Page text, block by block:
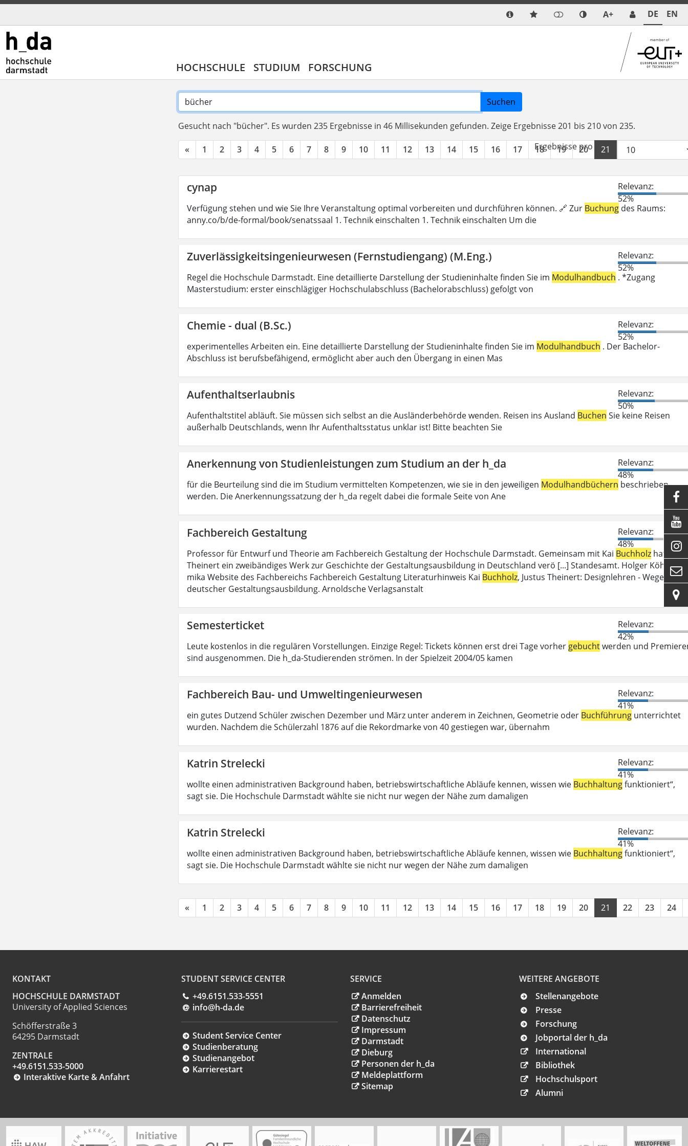
A+ DE EN
HOCHSCHULE STUDIUM FORSCHUNG
Suchen
Gesucht nach "bücher". Es wurden 235 Ergebnisse in 46 Millisekunden gefunden. Zeige Ergebnisse 201 bis 210 von 235.
« 1 2 3 4 5 6 7 8 9 10 11 12 13 14 15 16 17 18 19 20 21 22
Ergebnisse pro Seite:
cynap
Relevanz:
52%
Verfügung stehen und wie Sie Ihre Veranstaltung optimal vorbereiten und durchführen können. 🔗 Zur Buchung des Raums:
anny.co/b/de-formal/book/senatssaal 1. Technik einschalten 1. Technik einschalten Um die
Zuverlässigkeitsingenieurwesen (Fernstudiengang) (M.Eng.)
Relevanz:
52%
Regel die Hochschule Darmstadt. Eine detaillierte Darstellung der Studieninhalte finden Sie im Modulhandbuch . *Zugang
Masterstudium: erster einschlägiger Hochschulabschluss (Bachelorabschluss) gefolgt von
Chemie - dual (B.Sc.)
Relevanz:
52%
experimentelles Arbeiten ein. Eine detaillierte Darstellung der Studieninhalte finden Sie im Modulhandbuch . Der Bachelor-
Abschluss ist berufsbefähigend, ermöglicht aber auch den Übergang in einen Mas
Aufenthaltserlaubnis
Relevanz:
50%
Aufenthaltstitel abläuft. Sie müssen sich selbst an die Ausländerbehörde wenden. Reisen ins Ausland Buchen Sie keine Reisen
außerhalb Deutschlands, wenn Ihr Aufenthaltsstatus unklar ist! Bitte beachten Sie
Anerkennung von Studienleistungen zum Studium an der h_da
Relevanz:
48%
für die Beurteilung sind die im Studium vermittelten Kompetenzen, wie sie in den jeweiligen Modulhandbüchern beschrieben
werden. Die Anerkennungssatzung der h_da regelt dabei die formale Seite von Ane
Fachbereich Gestaltung
Relevanz:
48%
Professor für Entwurf und Theorie am Fachbereich Gestaltung der Hochschule Darmstadt. Gemeinsam mit Kai Buchholz hat
Theinert ein zweibändiges Werk zur Geschichte der Gestaltungsausbildung in Deutschland verö [...] Standesamt. Holger Köhn,
mika Website des Fachbereichs Fachbereich Gestaltung Literaturhinweis Kai Buchholz, Justus Theinert: Designlehren - Wege
deutscher Gestaltungsausbildung. Arnoldsche Verlagsanstalt
Semesterticket
Relevanz:
42%
Leute kostenlos in die regulären Vorstellungen. Einzige Regel: Tickets können erst drei Tage vorher gebuchtwerden und
sind ausgenommen. Die h_da-Studierenden strömen. In der Spielzeit 2004/05 kamen
Fachbereich Bau- und Umweltingenieurwesen
Relevanz:
41%
ein gutes Dutzend Schüler zwischen Dezember und März unter anderem in Zeichnen, Geometrie oder Buchführung unterrichtet
wurden. Nachdem die Schülerzahl 1876 auf die Rekordmarke von 40 gestiegen war, übernahm
Katrin Strelecki
Relevanz:
41%
wollte einen administrativen Background haben, betriebswirtschaftliche Abläufe kennen, wissen wie Buchhaltungfunktioniert“,
sagt sie. Die Hochschule Darmstadt wählte sie nicht nur wegen der Nähe zum damaligen
Katrin Strelecki
Relevanz:
41%
wollte einen administrativen Background haben, betriebswirtschaftliche Abläufe kennen, wissen wie Buchhaltungfunktioniert“,
sagt sie. Die Hochschule Darmstadt wählte sie nicht nur wegen der Nähe zum damaligen
« 1 2 3 4 5 6 7 8 9 10 11 12 13 14 15 16 17 18 19 20 21 22 23 24
KONTAKT
HOCHSCHULE DARMSTADT
University of Applied Sciences
Schöfferstraße 3
64295 Darmstadt
ZENTRALE
+49.6151.533-5000
Interaktive Karte & Anfahrt
STUDENT SERVICE CENTER
+49.6151.533-5551
info@h-da.de
Student Service Center
Studienberatung
Studienangebot
Karrierestart
SERVICE
Anmelden
Barrierefreiheit
Datenschutz
Impressum
Darmstadt
Dieburg
Personen der h_da
Meldeplattform
Sitemap
WEITERE ANGEBOTE
Stellenangebote
Presse
Forschung
Jobportal der h_da
International
Bibliothek
Hochschulsport
Alumni




